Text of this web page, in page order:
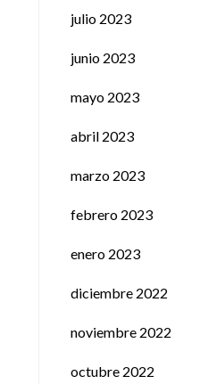
julio 2023
junio 2023
mayo 2023
abril 2023
marzo 2023
febrero 2023
enero 2023
diciembre 2022
noviembre 2022
octubre 2022